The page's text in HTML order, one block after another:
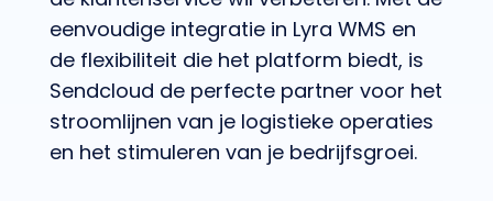
eenvoudige integratie in Lyra WMS en
de flexibiliteit die het platform biedt, is
Sendcloud de perfecte partner voor het
stroomlijnen van je logistieke operaties
en het stimuleren van je bedrijfsgroei.